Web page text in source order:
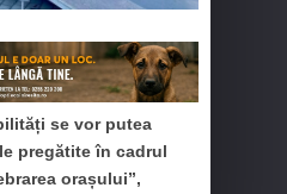
se vor putea
pregătite în cadrul
orașului”,